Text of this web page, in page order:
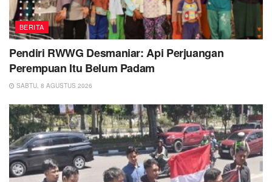
BERITA
Pendiri RWWG Desmaniar: Api Perjuangan
Perempuan Itu Belum Padam
SABTU, 8 AGUSTUS 2026